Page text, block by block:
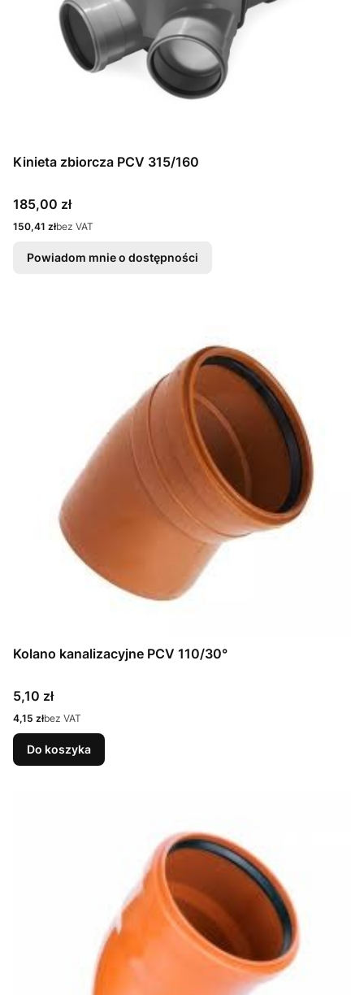
Kinieta zbiorcza PCV 315/160
Cena
185,00 zł
Cena
150,41 złbez VAT
Powiadom mnie o dostępności
Kolano kanalizacyjne PCV 110/30°
Cena
5,10 zł
Cena
4,15 złbez VAT
Do koszyka